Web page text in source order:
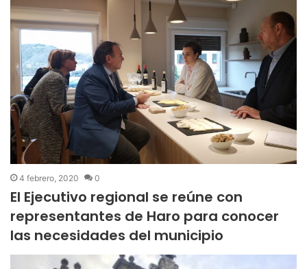
4 febrero, 2020 0
El Ejecutivo regional se reúne con
representantes de Haro para conocer
las necesidades del municipio